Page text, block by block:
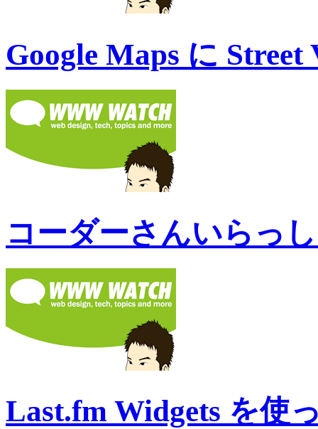
Google Maps に Street
コーダーさんいらっ
Last.fm Widgets を使